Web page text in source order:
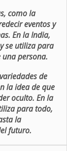
como la
eventos y
En la India,
se utiliza para
persona.
de
la idea de que
oculto. En la
para todo,
la
futuro.